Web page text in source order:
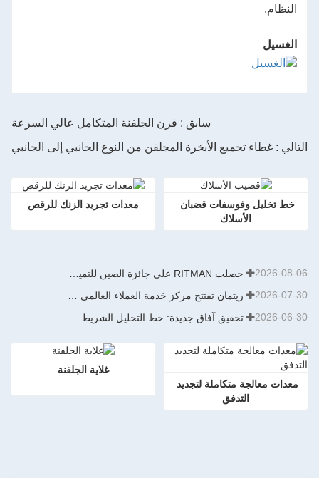
النظام.
الغسيل
سابق : فرن الجلفنة المتكامل عالي السرعة
التالي : غطاء تجميع الأبخرة المجلفن من النوع الجانبي إلى الجانبي
معدات تجريد الزنك للرقص
خط تخليل وفوسفات قضبان
الأسلاك
2026-08-06
2026-07-30
تحقيق آفاق جديدة: خط التخليل الشريطي من نوع الدفع والسحب بطاقة إنتاجية سنوية تبلغ 900,000 طن من تصميم وتطوير وبناء شركة ريتمان يدخل حيز التشغيل مؤخرًا 2026-06-30
غلاية الجلفنة
معدات معالجة متكاملة لتجديد
التدفق